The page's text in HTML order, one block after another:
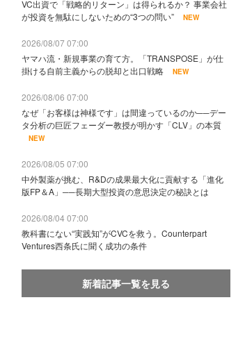
VC出資で「戦略的リターン」は得られるか？ 事業会社
が投資を無駄にしないための“3つの問い”
NEW
2026/08/07 07:00
ヤマハ流・新規事業の育て方。「TRANSPOSE」が仕
掛ける自前主義からの脱却と出口戦略
NEW
2026/08/06 07:00
なぜ「お客様は神様です」は間違っているのか──デー
タ分析の巨匠フェーダー教授が明かす「CLV」の本質
NEW
2026/08/05 07:00
中外製薬が挑む、R&Dの成果最大化に貢献する「進化
版FP＆A」──長期大型投資の意思決定の秘訣とは
2026/08/04 07:00
教科書にない“実践知”がCVCを救う。Counterpart
Ventures西条氏に聞く成功の条件
新着記事一覧を見る